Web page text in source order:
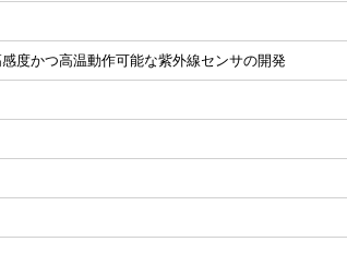
度かつ高温動作可能な紫外線センサの開発